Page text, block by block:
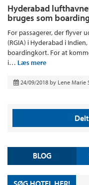
Hyderabad
bruges som
For passagerer, der flyver
(RGIA) i Hyderabad i
boardingkort. For at
i… Læs mere
24/09/2018 by Lene Marie
BLOG